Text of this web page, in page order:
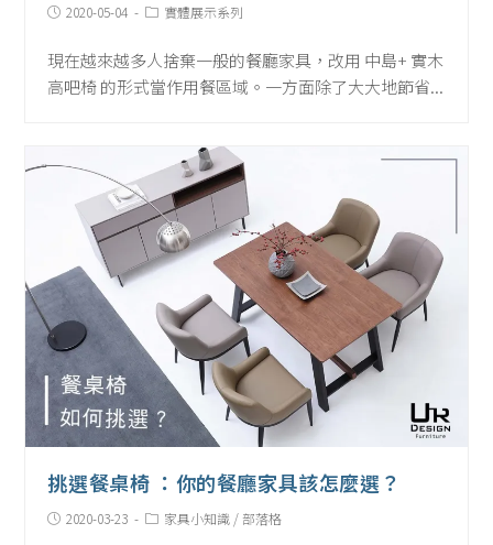
Post2020-05-04
Post實體展示系列
現在越來越多人捨棄一般的餐廳家具，改用 中島+ 實木
高吧椅 的形式當作用餐區域。一方面除了大大地節省...
挑選餐桌椅 ：你的餐廳家具該怎麼選？
Post2020-03-23
Post家具小知識 / 部落格